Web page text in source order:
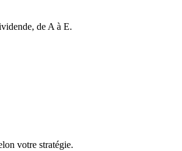
de A à E.
votre stratégie.